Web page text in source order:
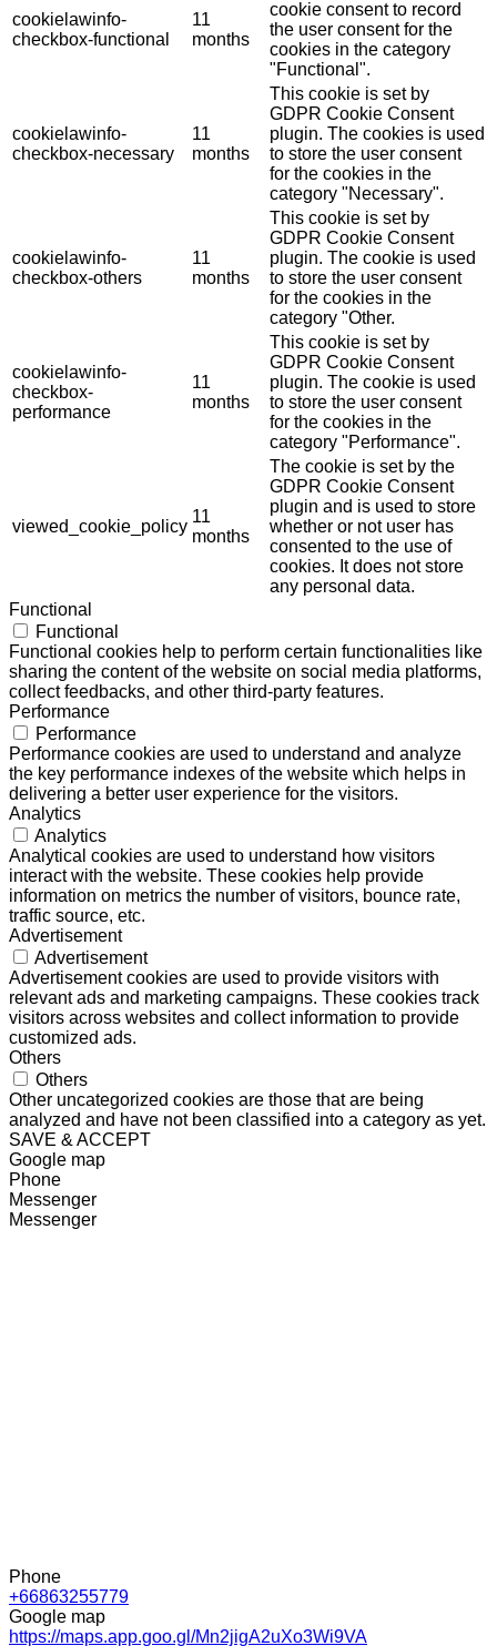
cookielawinfo-
checkbox-functional
11
months
cookie consent to record
the user consent for the
cookies in the category
"Functional".
cookielawinfo-
checkbox-necessary
11
months
This cookie is set by
GDPR Cookie Consent
plugin. The cookies is used
to store the user consent
for the cookies in the
category "Necessary".
cookielawinfo-
checkbox-others
11
months
This cookie is set by
GDPR Cookie Consent
plugin. The cookie is used
to store the user consent
for the cookies in the
category "Other.
cookielawinfo-
checkbox-
performance
11
months
This cookie is set by
GDPR Cookie Consent
plugin. The cookie is used
to store the user consent
for the cookies in the
category "Performance".
viewed_cookie_policy
11
months
The cookie is set by the
GDPR Cookie Consent
plugin and is used to store
whether or not user has
consented to the use of
cookies. It does not store
any personal data.
Functional
Functional
Functional cookies help to perform certain functionalities like
sharing the content of the website on social media platforms,
collect feedbacks, and other third-party features.
Performance
Performance
Performance cookies are used to understand and analyze
the key performance indexes of the website which helps in
delivering a better user experience for the visitors.
Analytics
Analytics
Analytical cookies are used to understand how visitors
interact with the website. These cookies help provide
information on metrics the number of visitors, bounce rate,
traffic source, etc.
Advertisement
Advertisement
Advertisement cookies are used to provide visitors with
relevant ads and marketing campaigns. These cookies track
visitors across websites and collect information to provide
customized ads.
Others
Others
Other uncategorized cookies are those that are being
analyzed and have not been classified into a category as yet.
SAVE & ACCEPT
Google map
Phone
Messenger
Messenger
Phone
+66863255779
Google map
https://maps.app.goo.gl/Mn2jigA2uXo3Wi9VA